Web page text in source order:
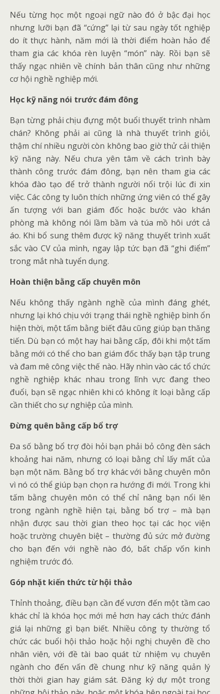
Nếu từng học một ngoại ngữ nào đó ở bậc đại học
nhưng lưỡi bạn đã “cứng” lại từ sau ngày tốt nghiệp
do ít thực hành, năm mới là thời điểm hoàn hảo để
tham gia các khóa rèn luyện “món” này. Rồi bạn sẽ
thấy ngạc nhiên về chính bản thân cũng như những
cơ hội nghề nghiệp mới.
Học kỹ năng nói trước đám đông
Bạn từng phải chịu đựng một buổi thuyết trình nhàm
chán? Không phải ai cũng là nhà thuyết trình giỏi,
thậm chí nhiều người còn không bao giờ thử cải thiện
kỹ năng này. Nếu chưa yên tâm về cách trình bày
thành công trước đám đông, bạn nên tham gia các
khóa đào tạo để trở thành người nổi trội lúc đi xin
việc. Các công ty luôn thích những ứng viên có thể gây
ấn tượng với ban giám đốc hoặc bước vào khán
phòng mà không nói lầm bầm và túa mồ hôi ướt cả
áo. Khi bổ sung thêm được kỹ năng thuyết trình xuất
sắc vào CV của mình, ngay lập tức bạn đã “ghi điểm”
trong mắt nhà tuyển dụng.
Hoàn thiện bằng cấp chuyên môn
Nếu không thấy ngành nghề của mình đáng ghét,
nhưng lại khó chịu với trạng thái nghề nghiệp bình ổn
hiện thời, một tấm bằng biết đâu cũng giúp bạn thăng
tiến. Dù bạn có một hay hai bằng cấp, đôi khi một tấm
bằng mới có thể cho ban giám đốc thấy bạn tập trung
và đam mê công việc thế nào. Hãy nhìn vào các tổ chức
nghề nghiệp khác nhau trong lĩnh vực đang theo
đuổi, bạn sẽ ngạc nhiên khi có không ít loại bằng cấp
cần thiết cho sự nghiệp của mình.
Đừng quên bằng cấp bổ trợ
Đa số bằng bổ trợ đòi hỏi bạn phải bỏ công đèn sách
khoảng hai năm, nhưng có loại bằng chỉ lấy mất của
bạn một năm. Bằng bổ trợ khác với bằng chuyên môn
vì nó có thể giúp bạn chọn ra hướng đi mới. Trong khi
tấm bằng chuyên môn có thể chỉ nâng bạn nổi lên
trong ngành nghề hiện tại, bằng bổ trợ – mà bạn
nhận được sau thời gian theo học tại các học viện
hoặc trường chuyên biệt – thường đủ sức mở đường
cho bạn đến với nghề nào đó, bất chấp vốn kinh
nghiệm trước đó.
Góp nhặt kiến thức từ hội thảo
Thỉnh thoảng, điều bạn cần để vươn đến một tầm cao
khác chỉ là khóa học mới mẻ hơn hay cách thức đánh
giá lại những gì bạn biết. Nhiều công ty thường tổ
chức các buổi hội thảo hoặc hội nghị chuyên đề cho
nhân viên, với đề tài bao quát từ nhiệm vụ chuyên
ngành cho đến vấn đề chung như kỹ năng quản lý
thời thời gian hay giám sát. Đăng ký dự một trong